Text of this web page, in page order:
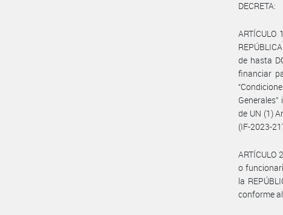
DECRETA:
de hasta
financiar
de UN (1)
(IF-2023-
ARTÍCULO
o
la
conforme